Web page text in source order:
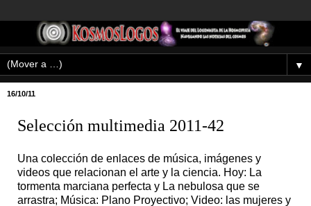
▼
16/10/11
Selección multimedia 2011-42
Una colección de enlaces de música, imágenes y
videos que relacionan el arte y la ciencia. Hoy: La
tormenta marciana perfecta y La nebulosa que se
arrastra; Música: Plano Proyectivo; Video: las mujeres y